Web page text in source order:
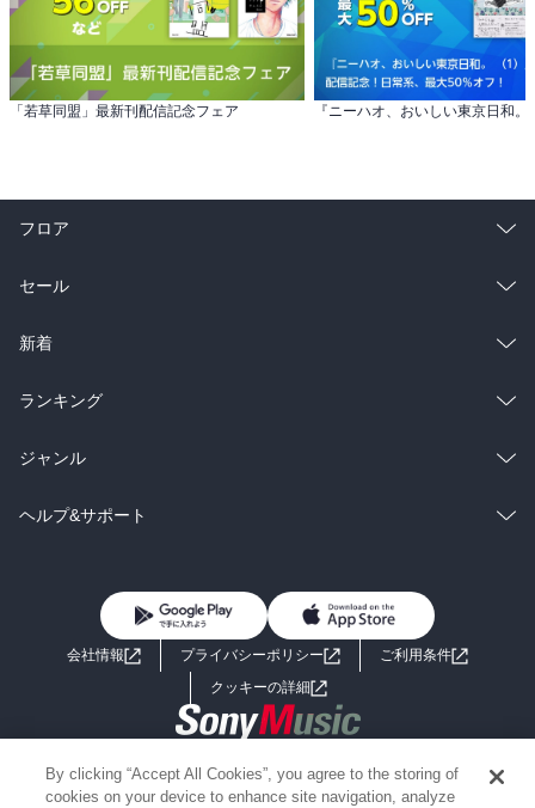
「若草同盟」最新刊配信記念フェア
フロア
総合
ラノベ
雑誌・グラビア
BL・TL
セール
総合
ラノベ
雑誌・グラビア
BL・TL
新着
総合
ラノベ
雑誌・グラビア
ランキング
総合
ラノベ
ジャンル
コミック
ライトノベル 男子向けラノベ
小説
海外小説
ミステリー SF
ヘルプ&サポート
よくあるご質問 お問い合わせ
会社情報 プライバシーポリシー
ご利用条件
クッキーの詳細
Copyright 2017 - 2026 Sony Music Entertainment(Japan) Inc.
Information on the site is for the Japan domestic market only
By clicking “Accept All Cookies”, you agree to the storing of
cookies on your device to enhance site navigation, analyze